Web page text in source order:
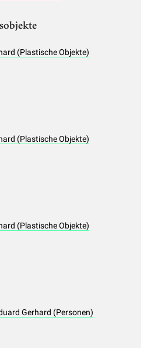
(Plastische Objekte)
(Plastische Objekte)
(Plastische Objekte)
Gerhard (Personen)